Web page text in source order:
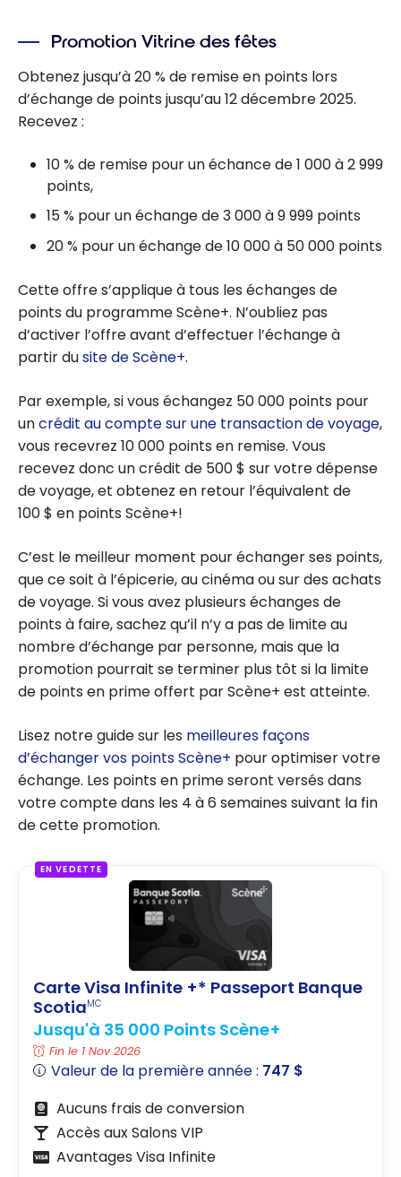
Promotion Vitrine des fêtes
Obtenez jusqu’à 20 % de remise en points lors
d’échange de points jusqu’au 12 décembre 2025.
Recevez :
10 % de remise pour un échance de 1 000 à 2 999
points,
15 % pour un échange de 3 000 à 9 999 points
20 % pour un échange de 10 000 à 50 000 points
Cette offre s’applique à tous les échanges de
points du programme Scène+. N’oubliez pas
d’activer l’offre avant d’effectuer l’échange à
partir dusite de Scène+.
Par exemple, si vous échangez 50 000 points pour
uncrédit au compte sur une transaction de voyage,
vous recevrez 10 000 points en remise. Vous
recevez donc un crédit de 500 $ sur votre dépense
de voyage, et obtenez en retour l’équivalent de
100 $ en points Scène+!
C’est le meilleur moment pour échanger ses points,
que ce soit à l’épicerie, au cinéma ou sur des achats
de voyage. Si vous avez plusieurs échanges de
points à faire, sachez qu’il n’y a pas de limite au
nombre d’échange par personne, mais que la
promotion pourrait se terminer plus tôt si la limite
de points en prime offert par Scène+ est atteinte.
Lisez notre guide sur les meilleures façons
d’échanger vos points Scène+ pour optimiser votre
échange. Les points en prime seront versés dans
votre compte dans les 4 à 6 semaines suivant la fin
de cette promotion.
EN VEDETTE
Carte Visa Infinite +* Passeport Banque
ScotiaMC
Jusqu'à 35 000 Points Scène+
Fin le 1 Nov 2026
Valeur de la première année : 747 $
Aucuns frais de conversion
Accès aux Salons VIP
Avantages Visa Infinite